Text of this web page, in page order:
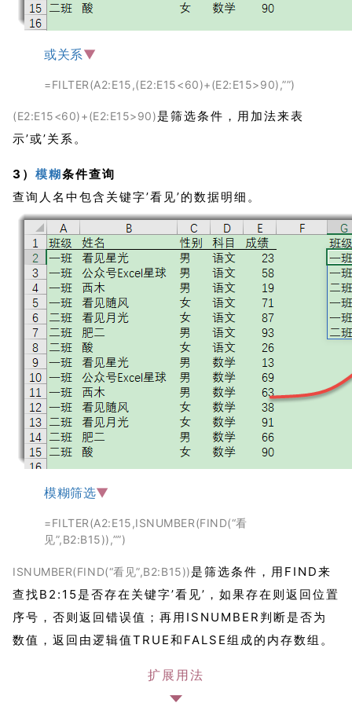
或关系▼
=FILTER(A2:E15,(E2:E15<60)+(E2:E15>90),””)
(E2:E15<60)+(E2:E15>90)是筛选条件，用加法来表
示’或’关系。
3） 模糊条件查询
查询人名中包含关键字’看见’的数据明细。
模糊筛选▼
=FILTER(A2:E15,ISNUMBER(FIND(“看
见”,B2:B15)),””)
ISNUMBER(FIND(“看见”,B2:B15))是筛选条件，用FIND来
查找B2:15是否存在关键字’看见’，如果存在则返回位置
序号，否则返回错误值；再用ISNUMBER判断是否为
数值，返回由逻辑值TRUE和FALSE组成的内存数组。
扩展用法